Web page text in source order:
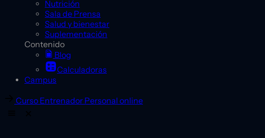
Nutrición
Sala de Prensa
Salud y bienestar
Suplementación
Contenido
Blog
Calculadoras
Campus
Curso Entrenador Personal online